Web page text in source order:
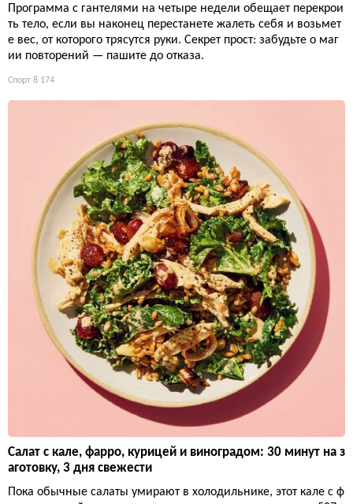
Программа с гантелями на четыре недели обещает перекрои
ть тело, если вы наконец перестанете жалеть себя и возьмет
е вес, от которого трясутся руки. Секрет прост: забудьте о маг
ии повторений — пашите до отказа.
Спорт 8 174
Салат с кале, фарро, курицей и виноградом: 30 минут на з
аготовку, 3 дня свежести
Пока обычные салаты умирают в холодильнике, этот кале с ф